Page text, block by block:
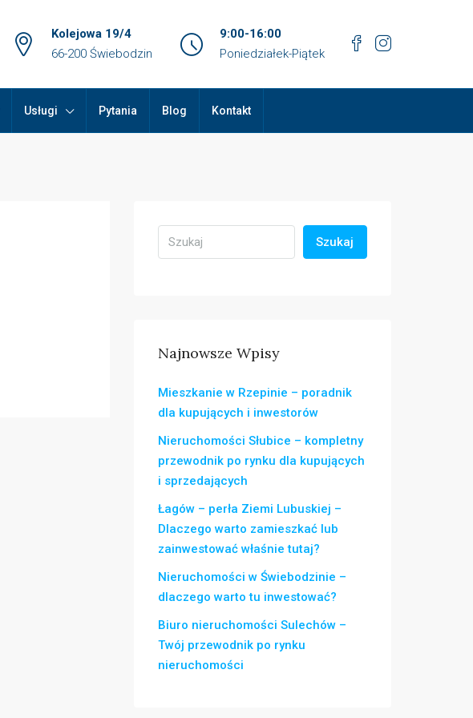
Kolejowa 19/4
66-200 Świebodzin
9:00-16:00
Poniedziałek-Piątek
Usługi Pytania Blog Kontakt
Szukaj
Najnowsze Wpisy
Mieszkanie w Rzepinie – poradnik
dla kupujących i inwestorów
Nieruchomości Słubice – kompletny
przewodnik po rynku dla kupujących
i sprzedających
Łagów – perła Ziemi Lubuskiej –
Dlaczego warto zamieszkać lub
zainwestować właśnie tutaj?
Nieruchomości w Świebodzinie –
dlaczego warto tu inwestować?
Biuro nieruchomości Sulechów –
Twój przewodnik po rynku
nieruchomości